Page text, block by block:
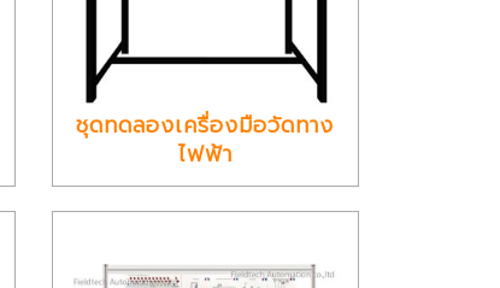
ชุดทดลองเครื่องมือวัดทาง
ไฟฟ้า